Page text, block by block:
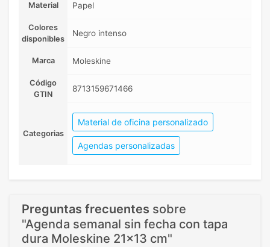
Material Papel
Colores
disponibles
Negro intenso
Marca Moleskine
Código
GTIN
8713159671466
Categorias
Material de oficina personalizado
Agendas personalizadas
Preguntas frecuentes sobre
"Agenda semanal sin fecha con tapa
dura Moleskine 21x13 cm"